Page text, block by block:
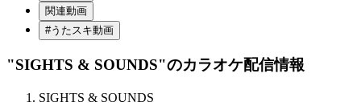
関連動画
#うたスキ動画
"SIGHTS & SOUNDS"のカラオケ配信情報
SIGHTS & SOUNDS